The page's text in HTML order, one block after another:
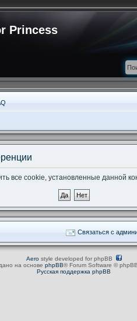
Princess
все cookie, установленные данной
Связаться с
Aerostyle developed for phpBB
на основе phpBB® Forum Software ©
Русская поддержка phpBB